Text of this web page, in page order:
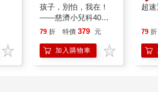
孩子，別怕，我在！
——慈濟小兒科40年
的守護與接力
79 折 特價 379 元
加入購物車
超
79 折